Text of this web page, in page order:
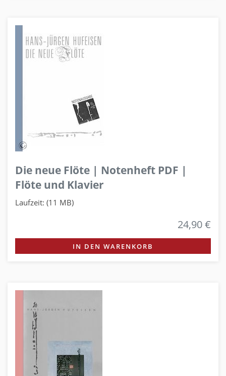
Die neue Flöte | Notenheft PDF |
Flöte und Klavier
Laufzeit: (11 MB)
24,90 €
IN DEN WARENKORB